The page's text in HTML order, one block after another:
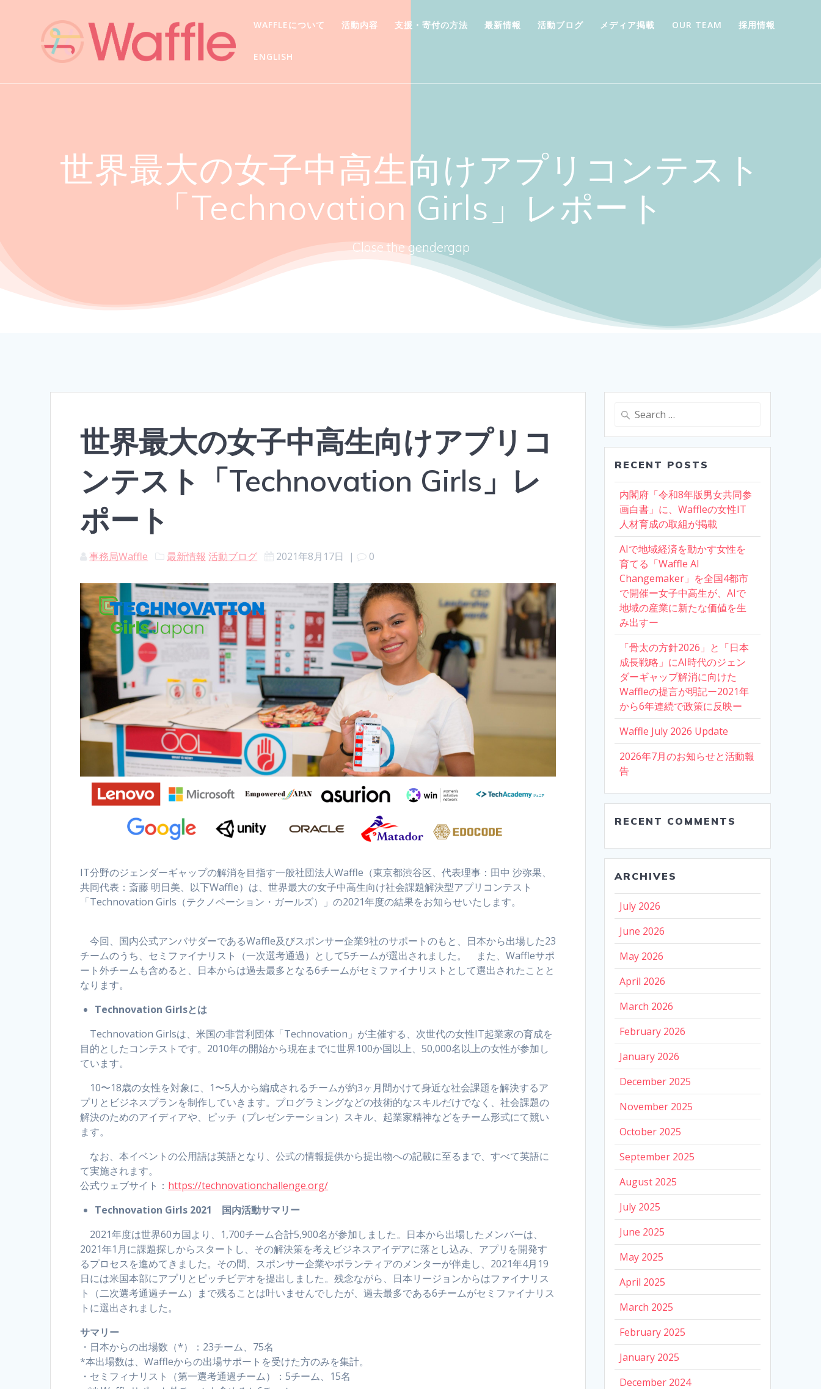
WAFFLEについて 活動内容 支援・寄付の方法 最新情報 活動ブログ メディア掲載 OUR TEAM 採用情報
ENGLISH
世界最大の女子中高生向けアプリコンテスト
「Technovation Girls」レポート
Close the gendergap
世界最大の女子中高生向けアプリコ
ンテスト「Technovation Girls」レ
ポート
事務局Waffle 最新情報 活動ブログ 2021年8月17日 | 0
IT分野のジェンダーギャップの解消を目指す一般社団法人Waffle（東京都渋谷区、代表理事：田中 沙弥果、
共同代表：斎藤 明日美、以下Waffle）は、世界最大の女子中高生向け社会課題解決型アプリコンテスト
「Technovation Girls（テクノベーション・ガールズ）」の2021年度の結果をお知らせいたします。
今回、国内公式アンバサダーであるWaffle及びスポンサー企業9社のサポートのもと、日本から出場した23
チームのうち、セミファイナリスト（一次選考通過）として5チームが選出されました。 また、Waffleサポ
ート外チームも含めると、日本からは過去最多となる6チームがセミファイナリストとして選出されたことと
なります。
Technovation Girlsとは
Technovation Girlsは、米国の非営利団体「Technovation」が主催する、次世代の女性IT起業家の育成を
目的としたコンテストです。2010年の開始から現在までに世界100か国以上、50,000名以上の女性が参加し
ています。
10〜18歳の女性を対象に、1〜5人から編成されるチームが約3ヶ月間かけて身近な社会課題を解決するア
プリとビジネスプランを制作していきます。プログラミングなどの技術的なスキルだけでなく、社会課題の
解決のためのアイディアや、ピッチ（プレゼンテーション）スキル、起業家精神などをチーム形式にて競い
ます。
なお、本イベントの公用語は英語となり、公式の情報提供から提出物への記載に至るまで、すべて英語に
て実施されます。
公式ウェブサイト： https://technovationchallenge.org/
Technovation Girls 2021 国内活動サマリー
2021年度は世界60カ国より、1,700チーム合計5,900名が参加しました。日本から出場したメンバーは、
2021年1月に課題探しからスタートし、その解決策を考えビジネスアイデアに落とし込み、アプリを開発す
るプロセスを進めてきました。その間、スポンサー企業やボランティアのメンターが伴走し、2021年4月19
日には米国本部にアプリとピッチビデオを提出しました。残念ながら、日本リージョンからはファイナリス
ト（二次選考通過チーム）まで残ることは叶いませんでしたが、過去最多である6チームがセミファイナリス
トに選出されました。
サマリー
・日本からの出場数（*）：23チーム、75名
*本出場数は、Waffleからの出場サポートを受けた方のみを集計。
・セミフィナリスト（第一選考通過チーム）：5チーム、15名
Search
RECENT POSTS
内閣府「令和8年版男女共同参
画白書」に、Waffleの女性IT
人材育成の取組が掲載
AIで地域経済を動かす女性を
育てる「Waffle AI
Changemaker」を全国4都市
で開催ー女子中高生が、AIで
地域の産業に新たな価値を生
み出すー
「骨太の方針2026」と「日本
成長戦略」にAI時代のジェン
ダーギャップ解消に向けた
Waffleの提言が明記ー2021年
から6年連続で政策に反映ー
Waffle July 2026 Update
2026年7月のお知らせと活動報
告
RECENT COMMENTS
ARCHIVES
July 2026
June 2026
May 2026
April 2026
March 2026
February 2026
January 2026
December 2025
November 2025
October 2025
September 2025
August 2025
July 2025
June 2025
May 2025
April 2025
March 2025
February 2025
January 2025
December 2024